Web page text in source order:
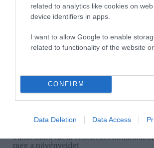
related to analytics like cookies on
device identifiers in apps.
I want to allow Google to enable
related to functionality of the website or
CONFIRM
Data Deletion Data Access
Takácsatka elleni védekezés
meg a növényeidet